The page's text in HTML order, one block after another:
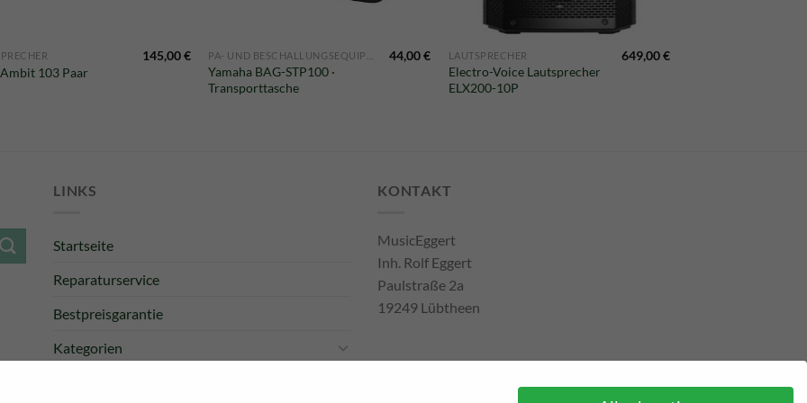
103 Paar
145,00€
Yamaha BAG-STP100 ·
Transporttasche
44,00€ LAUTSPRECHER
Electro-Voice Lautsprecher
ELX200-10P
649,00€
LINKS
Startseite
Reparaturservice
Bestpreisgarantie
Kategorien
KONTAKT
MusicEggert
Inh. Rolf Eggert
Paulstraße 2a
19249 Lübtheen
Telefon: +493885551353